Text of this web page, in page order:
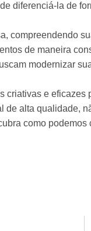
diferenciá-la de
compreendendo
de maneira
modernizar
criativas e eficazes
de alta qualidade,
como podemos